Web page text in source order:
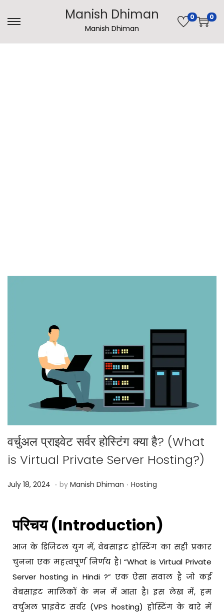
Manish Dhiman
Manish Dhiman
0 0
वर्चुअल प्राइवेट सर्वर होस्टिंग क्या है? (What
is Virtual Private Server Hosting?)
Posted on
July 18, 2024 J
u
1
1
,
. by Manish Dhiman . Posted in
Hosting
परिचय (Introduction)
आज के डिजिटल युग में, वेबसाइट होस्टिंग का सही प्रकार
चुनना एक महत्वपूर्ण निर्णय है। “What is Virtual Private
Server hosting in Hindi ?” एक ऐसा सवाल है जो कई
वेबसाइट मालिकों के मन में आता है। इस लेख में, हम
वर्चुअल प्राइवेट सर्वर (VPS hosting) होस्टिंग के बारे में